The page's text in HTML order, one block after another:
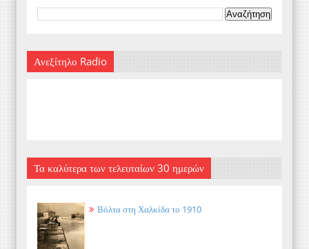
Ανεξίτηλο Radio
Τα καλύτερα των τελευταίων 30 ημερών
Βόλτα στη Χαλκίδα το 1910